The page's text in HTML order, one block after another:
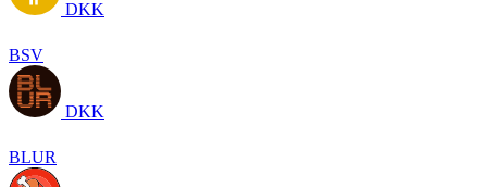
DKK
BSV
DKK
BLUR